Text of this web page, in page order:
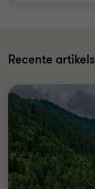
Recente artikels